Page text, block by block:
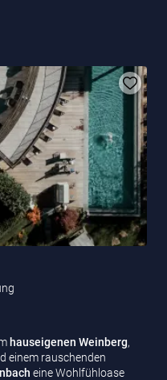
hauseigenen Weinberg,
einem rauschenden
eine Wohlfühloase